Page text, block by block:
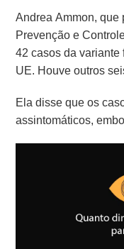
Andrea Ammon,
Prevenção e
42 casos da
UE. Houve outros
Ela disse que os
assintomáticos,